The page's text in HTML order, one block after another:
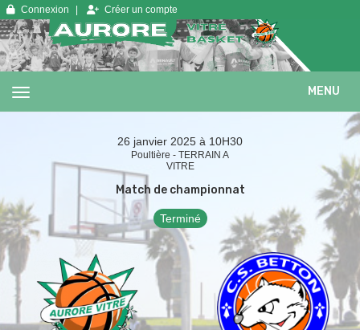
Connexion Créer un compte
MENU
26 janvier 2025 à 10H30
Poultière - TERRAIN A
VITRE
Match de championnat
Terminé
Panneau de gestion des cookies